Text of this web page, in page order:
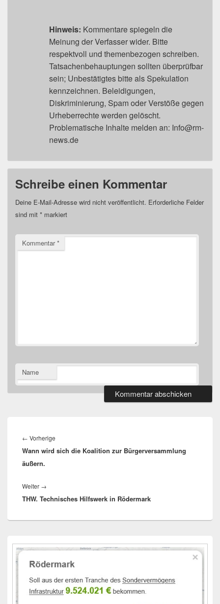
Hinweis: Kommentare spiegeln die
Meinung der Verfasser wider. Bitte
respektvoll und themenbezogen schreiben.
Tatsachenbehauptungen sollten überprüfbar
sein; Unbestätigtes bitte als Spekulation
kennzeichnen. Beleidigungen,
Diskriminierung, Spam oder Verstöße gegen
Urheberrechte werden gelöscht.
Problematische Inhalte melden an: Info@rm-
news.de
Schreibe einen Kommentar
Deine E-Mail-Adresse wird nicht veröffentlicht. Erforderliche Felder
sind mit * markiert
Kommentar*
Name
← Vorherige
Beitrag:
Wann wird sich die Koalition zur Bürgerversammlung
äußern.
Weiter →
Beitrag:
THW. Technisches Hilfswerk in Rödermark
Seitenleisten-
Widgetbereich